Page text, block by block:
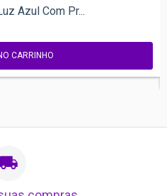
Azul Com Pr...
CARRINHO